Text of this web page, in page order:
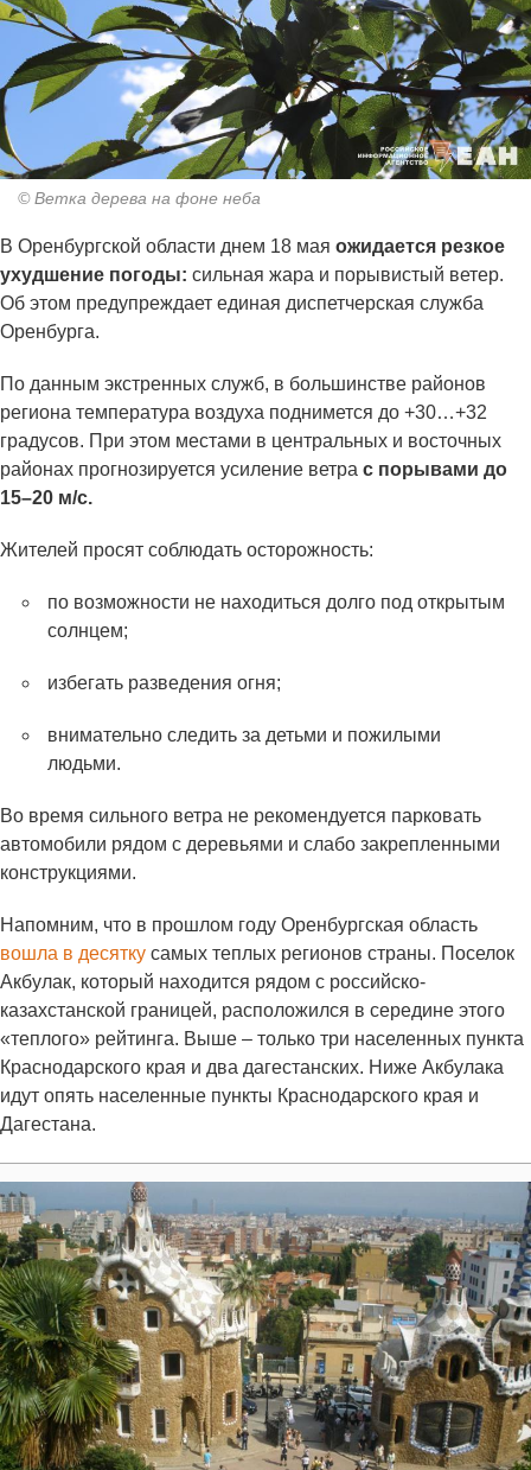
© Ветка дерева на фоне неба
В Оренбургской области днем 18 мая ожидается резкое
ухудшение погоды: сильная жара и порывистый ветер.
Об этом предупреждает единая диспетчерская служба
Оренбурга.
По данным экстренных служб, в большинстве районов
региона температура воздуха поднимется до +30…+32
градусов. При этом местами в центральных и восточных
районах прогнозируется усиление ветра с порывами до
15–20 м/с.
Жителей просят соблюдать осторожность:
по возможности не находиться долго под открытым
солнцем;
избегать разведения огня;
внимательно следить за детьми и пожилыми
людьми.
Во время сильного ветра не рекомендуется парковать
автомобили рядом с деревьями и слабо закрепленными
конструкциями.
Напомним, что в прошлом году Оренбургская область
вошла в десятку самых теплых регионов страны. Поселок
Акбулак, который находится рядом с российско-
казахстанской границей, расположился в середине этого
«теплого» рейтинга. Выше – только три населенных пункта
Краснодарского края и два дагестанских. Ниже Акбулака
идут опять населенные пункты Краснодарского края и
Дагестана.